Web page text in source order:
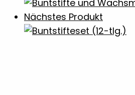
Nächstes Produkt